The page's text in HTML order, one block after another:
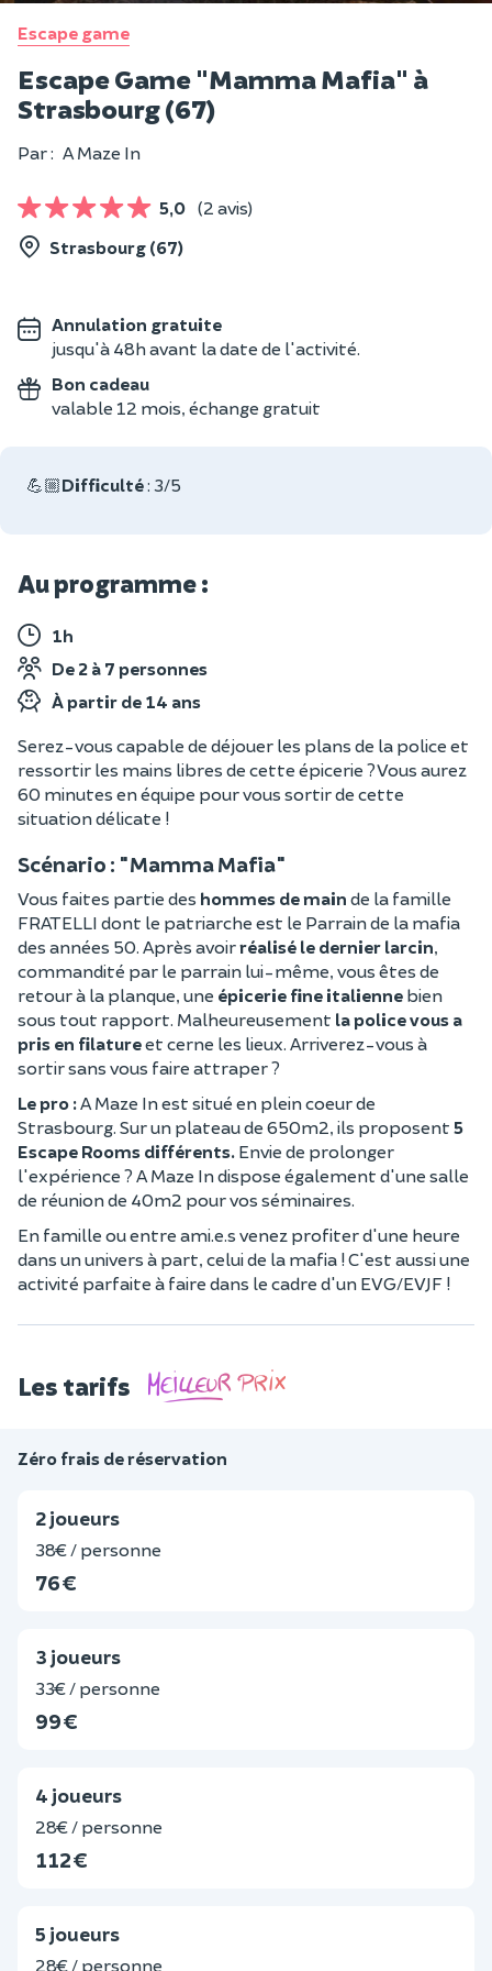
Escape game
Escape Game "Mamma Mafia" à
Strasbourg (67)
Par : A Maze In
5,0 (2 avis)
Strasbourg (67)
Annulation gratuite
jusqu'à 48h avant la date de l'activité.
Bon cadeau
valable 12 mois, échange gratuit
💪🏼Difficulté: 3/5
Au programme :
1h
De 2 à 7 personnes
À partir de 14 ans
Serez-vous capable de déjouer les plans de la police et
ressortir les mains libres de cette épicerie ? Vous aurez
60 minutes en équipe pour vous sortir de cette
situation délicate !
Scénario : "Mamma Mafia"
Vous faites partie des hommes de main de la famille
FRATELLI dont le patriarche est le Parrain de la mafia
des années 50. Après avoirréalisé le dernier larcin,
commandité par le parrain lui-même, vous êtes de
retour à la planque, une épicerie fine italienne bien
sous tout rapport. Malheureusement la police vous a
pris en filatureet cerne les lieux. Arriverez-vous à
sortir sans vous faire attraper ?
Le pro :A Maze In est situé en plein coeur de
Strasbourg. Sur un plateau de 650m2, ils proposent 5
Escape Rooms différents. Envie de prolonger
l'expérience ? A Maze In dispose également d'une salle
de réunion de 40m2 pour vos séminaires.
En famille ou entre ami.e.s venez profiter d'une heure
dans un univers à part, celui de la mafia ! C'est aussi une
activité parfaite à faire dans le cadre d'un EVG/EVJF !
Les tarifs
Zéro frais de réservation
2 joueurs
38€ / personne
76 €
3 joueurs
33€ / personne
99 €
4 joueurs
28€ / personne
112 €
5 joueurs
28€ / personne